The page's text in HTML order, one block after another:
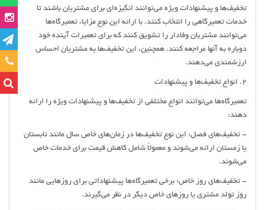
تخفیف‌ها و پیشنهادات ویژه می‌توانند انگیزه‌ای برای مشتریان باشند تا
خدمات تعمیرگاهی را انتخاب کنند. با ارائه این نوع مزایا، تعمیرگاه‌ها
می‌توانند مشتریان وفادار را تشویق کنند که برای تعمیرات آینده خود
دوباره به آنها مراجعه کنند. همچنین، این تخفیف‌ها به مشتریان احساس
ارزشمندی می‌دهند.
2. انواع تخفیف‌ها و پیشنهادات
تعمیرگاه‌ها می‌توانند انواع مختلفی از تخفیف‌ها و پیشنهادات ویژه را ارائه
دهند:
- تخفیف‌های فصل: این نوع تخفیف‌ها در زمان‌های خاص سال مانند تابستان
یا زمستان ارائه می‌شوند و معمولاً شامل کاهش قیمت برای خدمات خاص
می‌شوند.
- تخفیف‌های روز خاص: برخی تعمیرگاه‌ها پیشنهاداتی برای روزهایی مانند
روز تولد مشتری یا روزهای خاص دیگر در نظر می‌گیرند.